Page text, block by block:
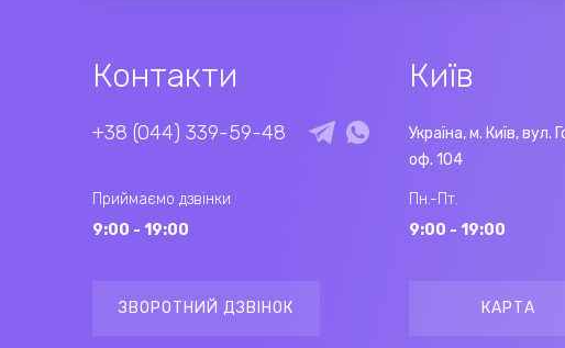
Контакти
+38 (044) 339-59-48
Приймаємо дзвінки
9:00 - 19:00
ЗВОРОТНИЙ ДЗВІНОК
Київ
Україна, м. Київ, вул.
оф. 104
Пн.-Пт.
9:00 - 19:00
КАРТА